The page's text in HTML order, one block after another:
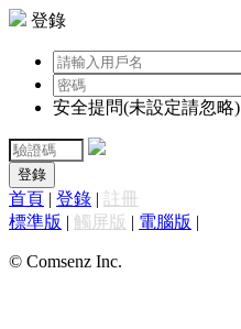
登錄
安全提問(未設定請忽略)
登錄
首頁 | 登錄 | 註冊
標準版 | 觸屏版 | 電腦版 |
© Comsenz Inc.